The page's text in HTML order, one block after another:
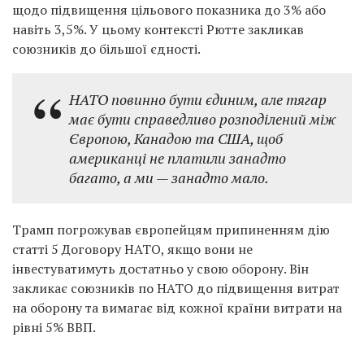
щодо підвищення цільового показника до 3% або
навіть 3,5%. У цьому контексті Рютте закликав
союзників до більшої єдності.
НАТО повинно бути єдиним, але тягар
має бути справедливо розподілений між
Європою, Канадою та США, щоб
американці не платили занадто
багато, а ми — занадто мало.
Трамп погрожував європейцям припиненням дію
статті 5 Договору НАТО, якщо вони не
інвестуватимуть достатньо у свою оборону. Він
закликає союзників по НАТО до підвищення витрат
на оборону та вимагає від кожної країни витрати на
рівні 5% ВВП.